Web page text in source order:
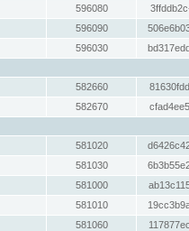
596080
596090
596030
582660
582670
581020
581030
581000
581010
581060